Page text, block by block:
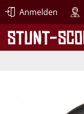
Anmelden